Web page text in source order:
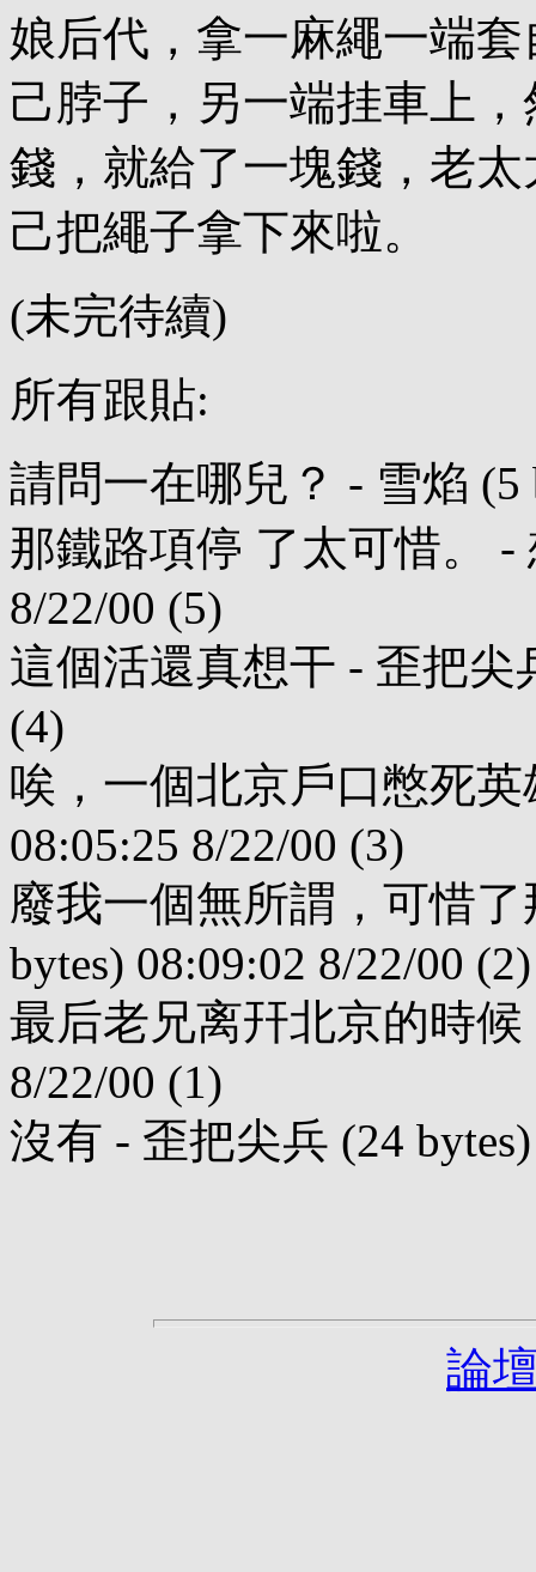
娘后代，拿一麻繩一端套
己脖子，另一端挂車上
錢，就給了一塊錢，老太
己把繩子拿下來啦。
(未完待續)
所有跟貼:
請問一在哪兒？ - 雪焰 (5
那鐵路項停 了太可惜。 -
8/22/00 (5)
這個活還真想干 - 歪把尖
(4)
唉，一個北京戶口憋死
08:05:25 8/22/00 (3)
廢我一個無所謂，可惜
bytes) 08:09:02 8/22/00 (2)
最后老兄离幵北京的時候
8/22/00 (1)
沒有 - 歪把尖兵 (24
論